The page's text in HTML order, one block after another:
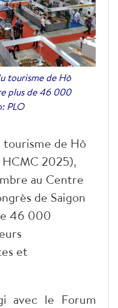
tourisme de Hô
plus de 46 000
PLO
tourisme de Hô
2025),
au Centre
de Saigon
46 000
et
avec le Forum